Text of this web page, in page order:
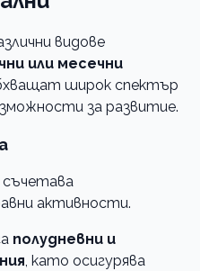
видове
или месечни
широк спектър
за развитие.
съчетава
активности.
полудневни и
, като осигурява